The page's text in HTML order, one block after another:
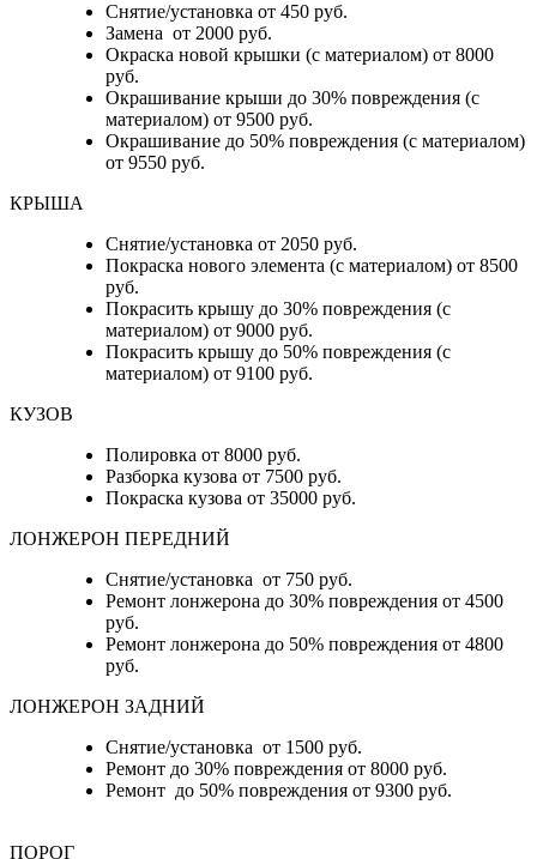
Снятие/установка от 450 руб.
Замена от 2000 руб.
Окраска новой крышки (с материалом) от 8000
руб.
Окрашивание крыши до 30% повреждения (с
материалом) от 9500 руб.
Окрашивание до 50% повреждения (с материалом)
от 9550 руб.
КРЫША
Снятие/установка от 2050 руб.
Покраска нового элемента (с материалом) от 8500
руб.
Покрасить крышу до 30% повреждения (с
материалом) от 9000 руб.
Покрасить крышу до 50% повреждения (с
материалом) от 9100 руб.
КУЗОВ
Полировка от 8000 руб.
Разборка кузова от 7500 руб.
Покраска кузова от 35000 руб.
ЛОНЖЕРОН ПЕРЕДНИЙ
Снятие/установка от 750 руб.
Ремонт лонжерона до 30% повреждения от 4500
руб.
Ремонт лонжерона до 50% повреждения от 4800
руб.
ЛОНЖЕРОН ЗАДНИЙ
Снятие/установка от 1500 руб.
Ремонт до 30% повреждения от 8000 руб.
Ремонт до 50% повреждения от 9300 руб.
ПОРОГ